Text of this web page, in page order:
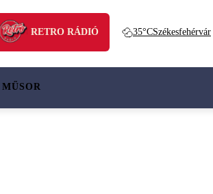
RETRO RÁDIÓ 35°CSzékesfehérvár